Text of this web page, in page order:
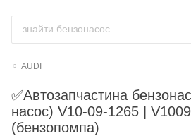
AUDI
✅Автозапчастина
насос) V10-09-1265 |
(бензопомпа)